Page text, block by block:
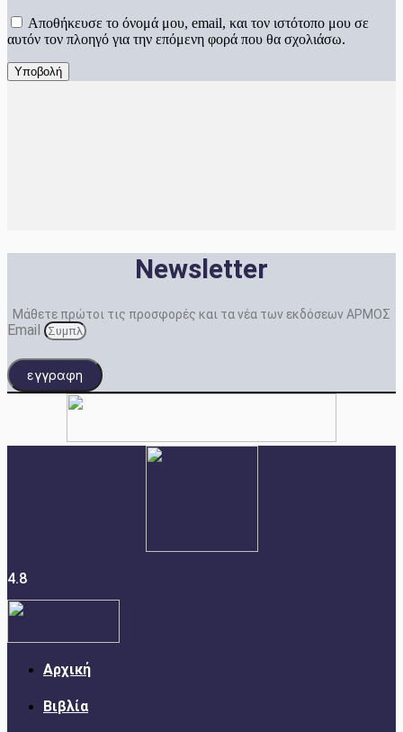
Αποθήκευσε το όνομά μου, email, και τον ιστότοπο μου σε
αυτόν τον πλοηγό για την επόμενη φορά που θα σχολιάσω.
Newsletter
Μάθετε πρώτοι τις προσφορές και τα νέα των εκδόσεων ΑΡΜΟΣ
Email
εγγραφη
4.8
Αρχική
Βιβλία